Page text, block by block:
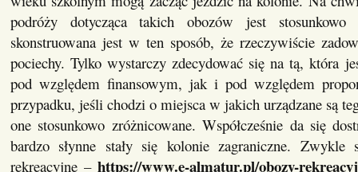
podróży dotycząca takich obozów jest
skonstruowana jest w ten sposób, że rzeczywiście
pociechy. Tylko wystarczy zdecydować się na tą, która
pod względem finansowym, jak i pod względem
przypadku, jeśli chodzi o miejsca w jakich urządzane są
one stosunkowo zróżnicowane. Współcześnie da się
bardzo słynne stały się kolonie zagraniczne.
rekreacyjne –https://www.e-almatur.pl/obozy-